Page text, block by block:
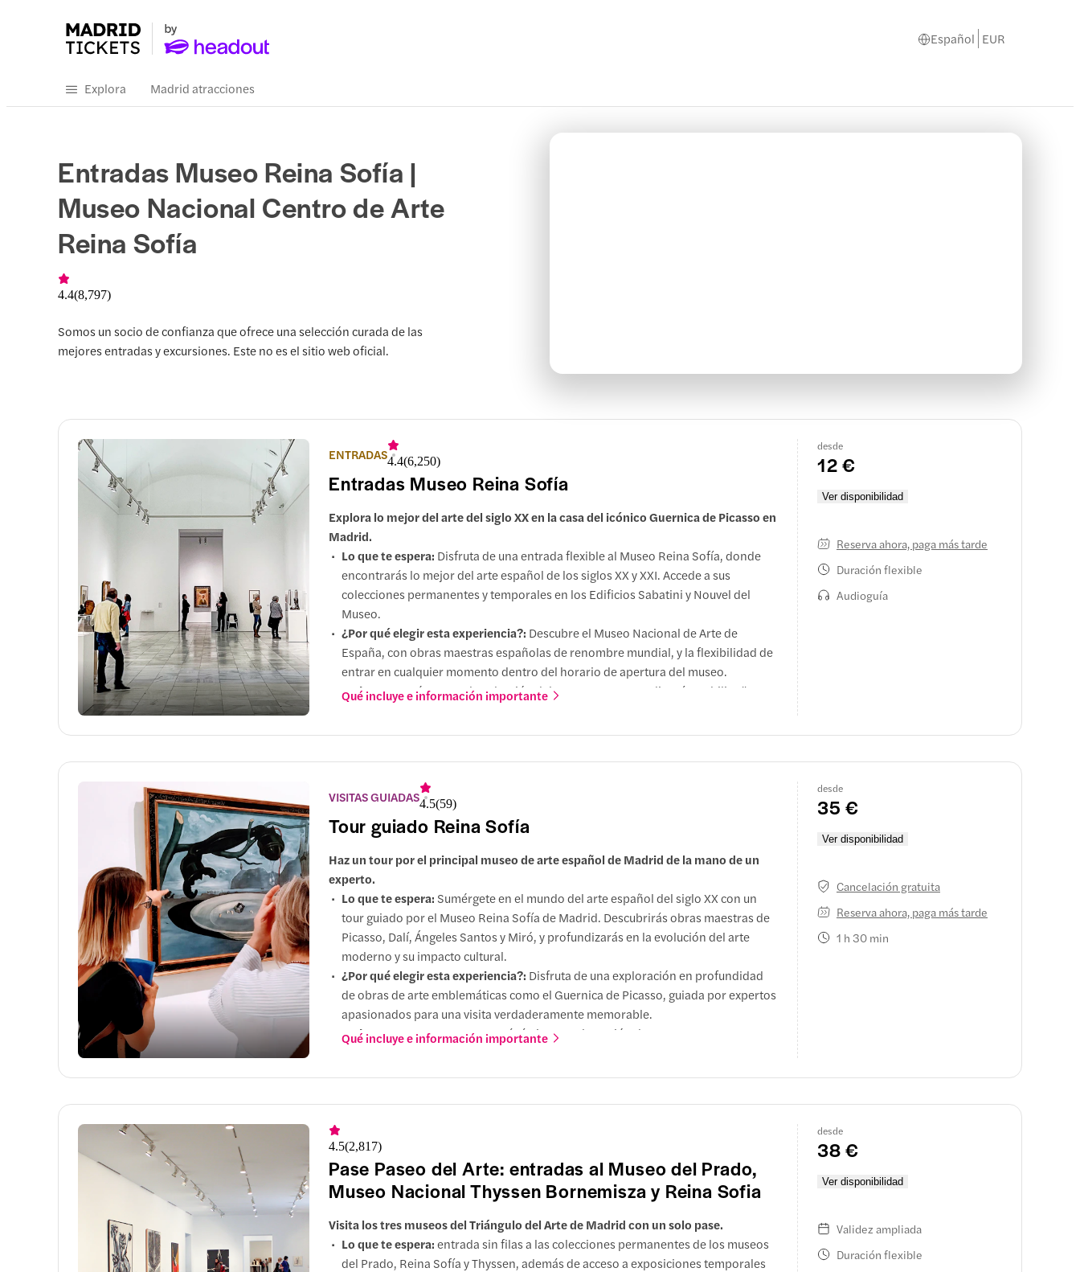
Español EUR
Explora Madrid atracciones
Entradas Museo Reina Sofía |
Museo Nacional Centro de Arte
Reina Sofía
4.4(8,797)
Somos un socio de confianza que ofrece una selección curada de las
mejores entradas y excursiones. Este no es el sitio web oficial.
ENTRADAS4.4(6,250)
Entradas Museo Reina Sofía
desde
12 €
Ver disponibilidad
Reserva ahora, paga más tarde
Duración flexible
Audioguía
Explora lo mejor del arte del siglo XX en la casa del icónico Guernica de Picasso en
Madrid.
Lo que te espera: Disfruta de una entrada flexible al Museo Reina Sofía, donde
encontrarás lo mejor del arte español de los siglos XX y XXI. Accede a sus
colecciones permanentes y temporales en los Edificios Sabatini y Nouvel del
Museo.
¿Por qué elegir esta experiencia?: Descubre el Museo Nacional de Arte de
España, con obras maestras españolas de renombre mundial, y la flexibilidad de
entrar en cualquier momento dentro del horario de apertura del museo.
Mejoras:Sumérgete en la colección del museo con una audioguía multilingüe,
Qué incluye e información importante
VISITAS GUIADAS4.5(59)
Tour guiado Reina Sofía
desde
35 €
Ver disponibilidad
Cancelación gratuita
Reserva ahora, paga más tarde
1 h 30 min
Haz un tour por el principal museo de arte español de Madrid de la mano de un
experto.
Lo que te espera: Sumérgete en el mundo del arte español del siglo XX con un
tour guiado por el Museo Reina Sofía de Madrid. Descubrirás obras maestras de
Picasso, Dalí, Ángeles Santos y Miró, y profundizarás en la evolución del arte
moderno y su impacto cultural.
¿Por qué elegir esta experiencia?: Disfruta de una exploración en profundidad
de obras de arte emblemáticas como el Guernica de Picasso, guiada por expertos
apasionados para una visita verdaderamente memorable.
Mejoras:Haz que tu tour sea más íntimo con la opción de un tour en grupo
Qué incluye e información importante
4.5(2,817)
Pase Paseo del Arte: entradas al Museo del Prado,
Museo Nacional Thyssen Bornemisza y Reina Sofia
desde
38 €
Ver disponibilidad
Validez ampliada
Duración flexible
Visita los tres museos del Triángulo del Arte de Madrid con un solo pase.
Lo que te espera:entrada sin filas a las colecciones permanentes de los museos
del Prado, Reina Sofía y Thyssen, además de acceso a exposiciones temporales